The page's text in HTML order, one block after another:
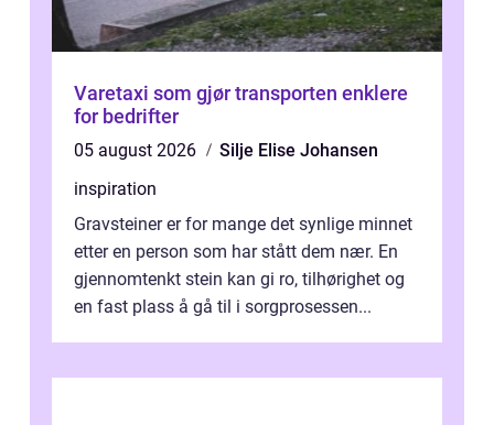
Varetaxi som gjør transporten enklere
for bedrifter
05 august 2026
Silje Elise Johansen
inspiration
Gravsteiner er for mange det synlige minnet
etter en person som har stått dem nær. En
gjennomtenkt stein kan gi ro, tilhørighet og
en fast plass å gå til i sorgprosessen...